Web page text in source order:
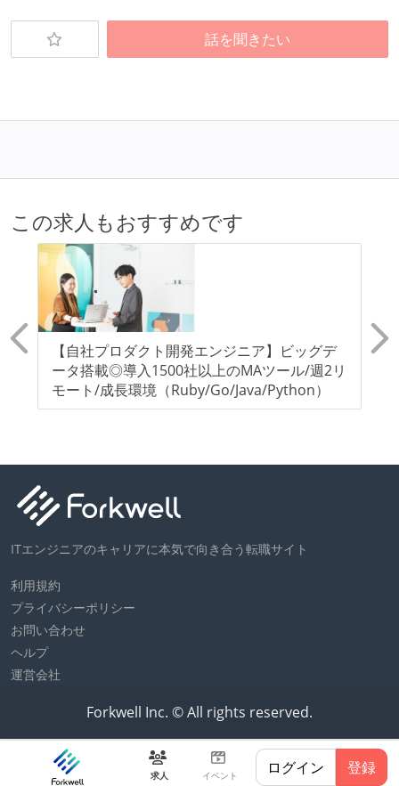
求人 イベント ログイン 登録
話を聞きたい
この求人もおすすめです
【自社プロダクト開発エンジニア】ビッグデ
ータ搭載◎導入1500社以上のMAツール/週2リ
モート/成長環境（Ruby/Go/Java/Python）
ITエンジニアのキャリアに本気で向き合う転職サイト
利用規約
プライバシーポリシー
お問い合わせ
ヘルプ
運営会社
Forkwell Inc. © All rights reserved.